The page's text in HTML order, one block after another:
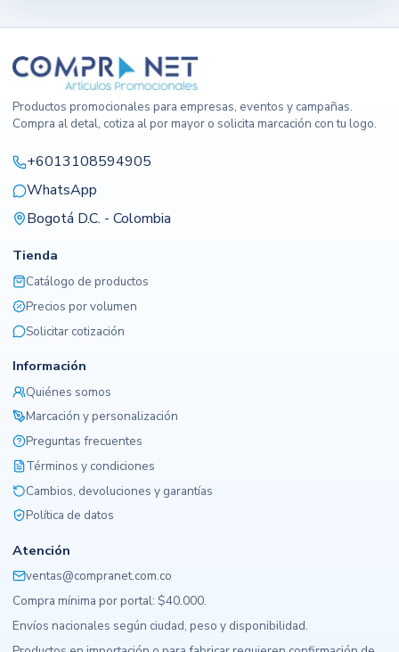
Productos promocionales para empresas, eventos y campañas.
Compra al detal, cotiza al por mayor o solicita marcación con tu logo.
+6013108594905
WhatsApp
Bogotá D.C. - Colombia
Tienda
Catálogo de productos
Precios por volumen
Solicitar cotización
Información
Quiénes somos
Marcación y personalización
Preguntas frecuentes
Términos y condiciones
Cambios, devoluciones y garantías
Política de datos
Atención
ventas@compranet.com.co
Compra mínima por portal: $40.000.
Envíos nacionales según ciudad, peso y disponibilidad.